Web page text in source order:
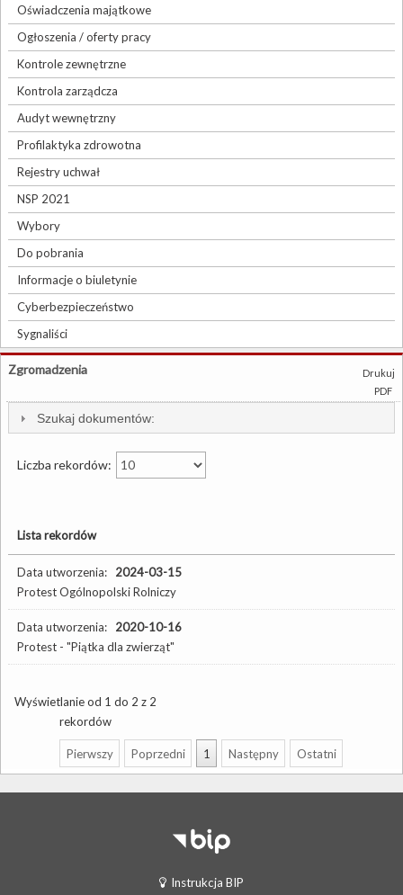
Oświadczenia majątkowe
Ogłoszenia / oferty pracy
Kontrole zewnętrzne
Kontrola zarządcza
Audyt wewnętrzny
Profilaktyka zdrowotna
Rejestry uchwał
NSP 2021
Wybory
Do pobrania
Informacje o biuletynie
Cyberbezpieczeństwo
Sygnaliści
Drukuj
PDF
Zgromadzenia
Szukaj dokumentów:
Liczba rekordów:
Lista rekordów
Data utworzenia: 2024-03-15
Protest Ogólnopolski Rolniczy
Data utworzenia: 2020-10-16
Protest - "Piątka dla zwierząt"
Wyświetlanie od 1 do 2 z 2
rekordów
Pierwszy Poprzedni 1 Następny Ostatni
Instrukcja BIP